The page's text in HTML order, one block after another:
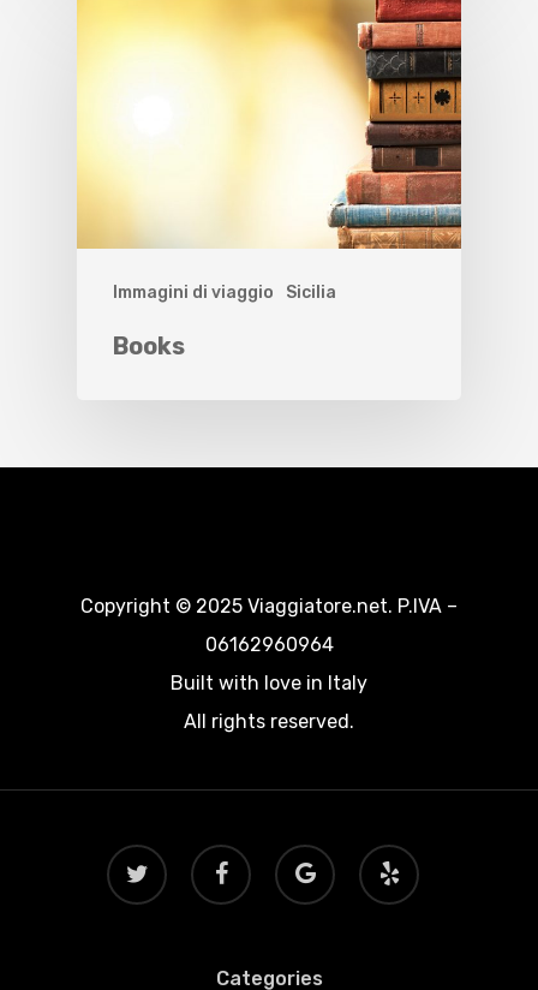
Immagini di viaggio Sicilia
Books
Copyright © 2025 Viaggiatore.net. P.IVA –
06162960964
Built with love in Italy
All rights reserved.
twitter facebook
google-
plus
yelp
Categories